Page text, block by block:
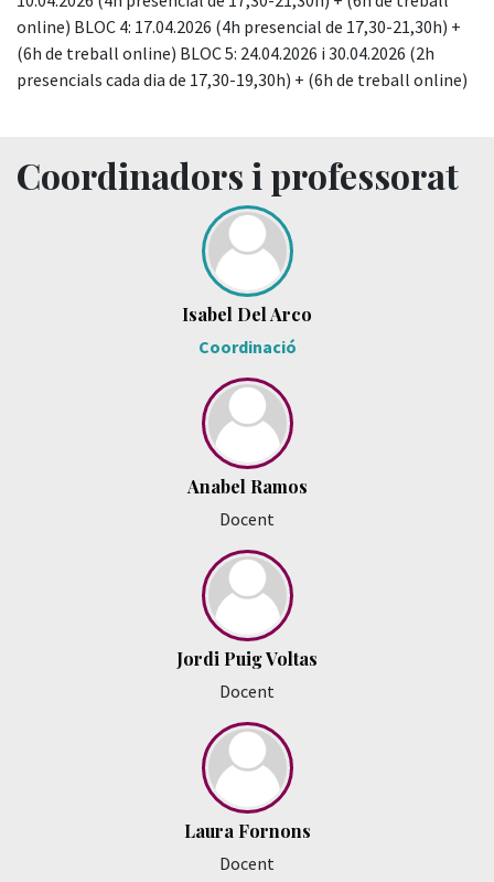
online) BLOC 4: 17.04.2026 (4h presencial de 17,30-21,30h) +
(6h de treball online) BLOC 5: 24.04.2026 i 30.04.2026 (2h
presencials cada dia de 17,30-19,30h) + (6h de treball online)
Coordinadors i professorat
Isabel Del Arco
Coordinació
Anabel Ramos
Docent
Jordi Puig Voltas
Docent
Laura Fornons
Docent